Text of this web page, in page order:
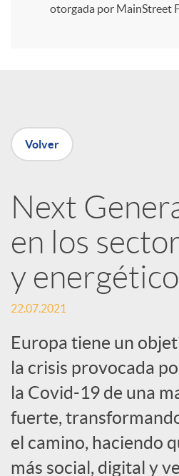
n
R
e
d
e
s
S
otorgada por MainStreet
Volver
Next
en los
y energético
22.07.2021
Europa tiene un
la crisis provocada
la Covid-19 de una
fuerte,
el camino, haciendo
más social, digital y